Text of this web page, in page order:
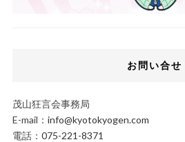
お問い合せ
茂山狂言会事務局
E-mail： info@kyotokyogen.com
電話： 075-221-8371